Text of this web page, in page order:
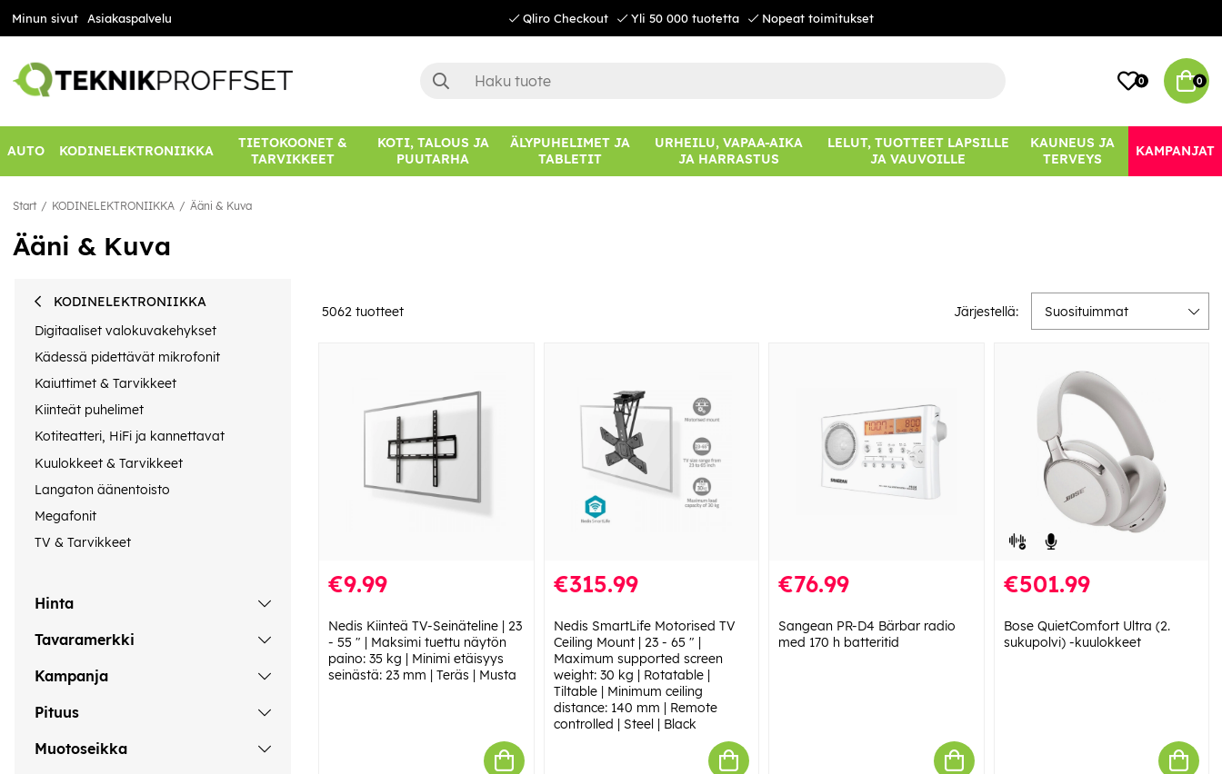
Minun sivut Asiakaspalvelu Qliro Checkout Yli 50 000 tuotetta Nopeat toimitukset
0 0
AUTO KODINELEKTRONIIKKA
TIETOKOONET &
TARVIKKEET
KOTI, TALOUS JA
PUUTARHA
ÄLYPUHELIMET JA
TABLETIT
URHEILU, VAPAA-AIKA
JA HARRASTUS
LELUT, TUOTTEET LAPSILLE
JA VAUVOILLE
KAUNEUS JA
TERVEYS
KAMPANJAT
Start KODINELEKTRONIIKKA Ääni & Kuva
Ääni & Kuva
KODINELEKTRONIIKKA
Digitaaliset valokuvakehykset
Kädessä pidettävät mikrofonit
Kaiuttimet & Tarvikkeet
Kiinteät puhelimet
Kotiteatteri, HiFi ja kannettavat
Kuulokkeet & Tarvikkeet
Langaton äänentoisto
Megafonit
TV & Tarvikkeet
Hinta
Tavaramerkki
Kampanja
Pituus
Muotoseikka
5062 tuotteet Järjestellä: Suosituimmat
€9.99
Nedis Kiinteä TV-Seinäteline | 23
- 55 " | Maksimi tuettu näytön
paino: 35 kg | Minimi etäisyys
seinästä: 23 mm | Teräs | Musta
€315.99
Nedis SmartLife Motorised TV
Ceiling Mount | 23 - 65 " |
Maximum supported screen
weight: 30 kg | Rotatable |
Tiltable | Minimum ceiling
distance: 140 mm | Remote
controlled | Steel | Black
€76.99
Sangean PR-D4 Bärbar radio
med 170 h batteritid
€501.99
Bose QuietComfort Ultra (2.
sukupolvi) -kuulokkeet